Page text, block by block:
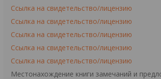
Ссылка на свидетельство/лицензию
Ссылка на свидетельство/лицензию
Ссылка на свидетельство/лицензию
Ссылка на свидетельство/лицензию
Ссылка на свидетельство/лицензию
Местонахождение книги замечаний и